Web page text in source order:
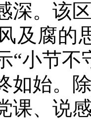
深。该
及腐的
“小节
如始。
课、说